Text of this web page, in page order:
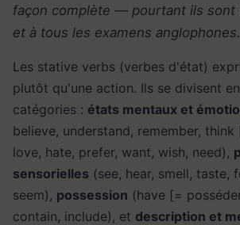
façon complète — pourtant ils sont
et à tous les examens anglophones.
Les stative verbs (verbes d'état)
plutôt qu'une action. Ils se divisent
catégories : états mentaux et
believe, understand, remember,
love, hate, prefer, want, wish, need),
sensorielles (see, hear, smell, taste,
seem), possession (have [=
contain, include), et description et